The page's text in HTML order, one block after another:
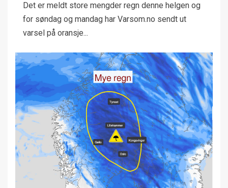
Det er meldt store mengder regn denne helgen og
for søndag og mandag har Varsom.no sendt ut
varsel på oransje...